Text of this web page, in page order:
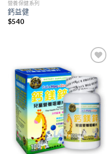
營養保健系列
鈣益健
$540
Add to
wishlist